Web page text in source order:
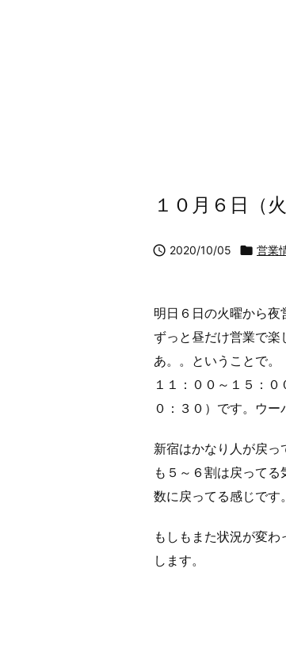
１０月６日（
 2020/10/05  営業
明日６日の火曜から夜
ずっと昼だけ営業で楽
あ。。ということで。
１１：００～１５：
０：３０）です。ウー
新宿はかなり人が戻
も５～６割は戻って
数に戻ってる感じです
もしもまた状況が変
します。